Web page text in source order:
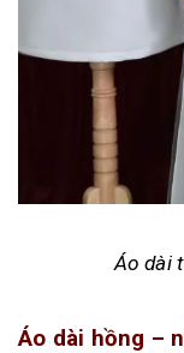
Áo dài
Áo dài hồng –